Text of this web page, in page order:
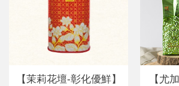
【茉莉花壇-彰化優鮮】
【尤